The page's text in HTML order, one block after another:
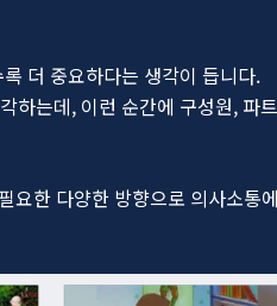
더 중요하다는 생각이 듭니다.
하는데, 이런 순간에 구성원,
요한 다양한 방향으로 의사소통